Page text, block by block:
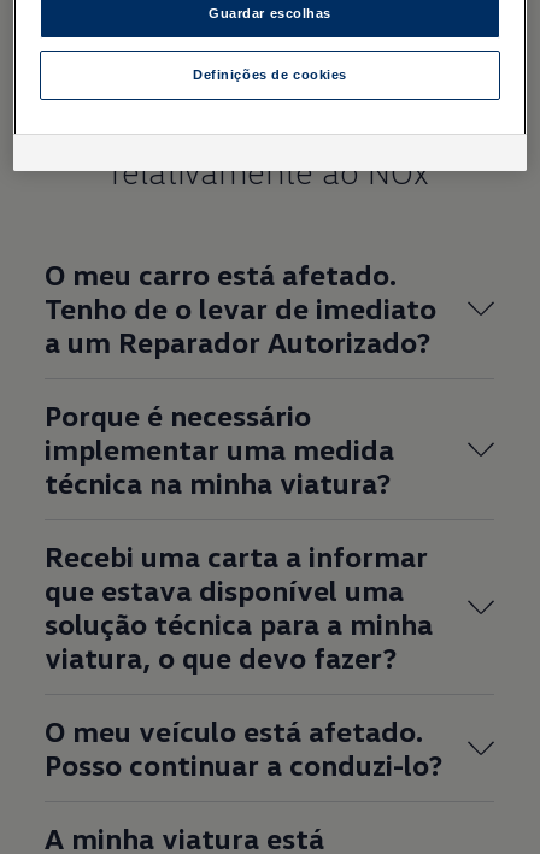
Perguntas frequentes
relativamente ao NOx
O meu carro está afetado.
Tenho de o levar de imediato
a um Reparador Autorizado?
Porque é necessário
implementar uma medida
técnica na minha viatura?
Recebi uma carta a informar
que estava disponível uma
solução técnica para a minha
viatura, o que devo fazer?
O meu veículo está afetado.
Posso continuar a conduzi-lo?
A minha viatura está
Guardar escolhas
Definições de cookies